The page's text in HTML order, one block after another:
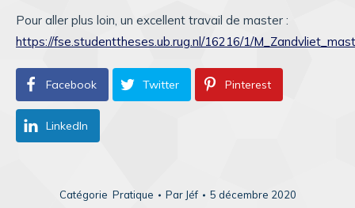
Pour aller plus loin, un excellent travail de master :
https://fse.studenttheses.ub.rug.nl/16216/1/
Facebook Twitter Pinterest
LinkedIn
Catégorie Pratique Par Jéf 5 décembre 2020